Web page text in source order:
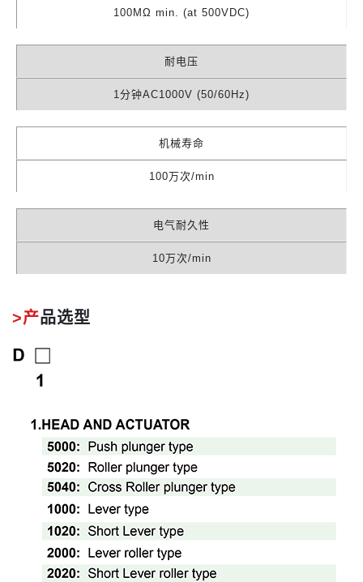
100MΩ min. (at 500VDC)
耐电压
1分钟AC1000V (50/60Hz)
机械寿命
100万次/min
电气耐久性
10万次/min
>产品选型